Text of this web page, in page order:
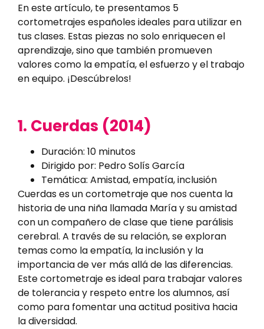
En este artículo, te presentamos 5
cortometrajes españoles ideales para utilizar en
tus clases. Estas piezas no solo enriquecen el
aprendizaje, sino que también promueven
valores como la empatía, el esfuerzo y el trabajo
en equipo. ¡Descúbrelos!
1. Cuerdas (2014)
Duración: 10 minutos
Dirigido por: Pedro Solís García
Temática: Amistad, empatía, inclusión
Cuerdas es un cortometraje que nos cuenta la
historia de una niña llamada María y su amistad
con un compañero de clase que tiene parálisis
cerebral. A través de su relación, se exploran
temas como la empatía, la inclusión y la
importancia de ver más allá de las diferencias.
Este cortometraje es ideal para trabajar valores
de tolerancia y respeto entre los alumnos, así
como para fomentar una actitud positiva hacia
la diversidad.